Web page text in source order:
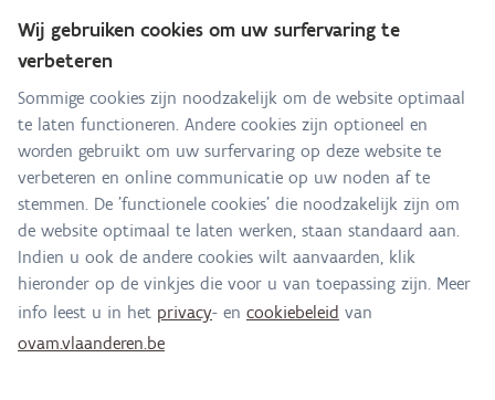
Sanering Grote Laak
Alle contactgegevens
Adres
Stationsstraat 110
2800 Mechelen
Route en bereikbaarheid
E-mail
laak@ovam.be
Wij gebruiken cookies om uw surfervaring te
verbeteren
Sommige cookies zijn noodzakelijk om de website optimaal
te laten functioneren. Andere cookies zijn optioneel en
worden gebruikt om uw surfervaring op deze website te
verbeteren en online communicatie op uw noden af te
stemmen. De 'functionele cookies' die noodzakelijk zijn om
de website optimaal te laten werken, staan standaard aan.
Indien u ook de andere cookies wilt aanvaarden, klik
hieronder op de vinkjes die voor u van toepassing zijn. Meer
info leest u in het privacy- en cookiebeleid van
ovam.vlaanderen.be